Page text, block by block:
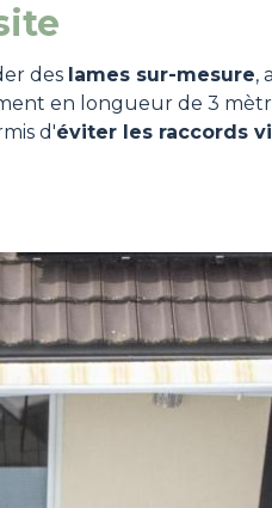
des lames sur-mesure,
en longueur de 3
d'éviter les raccords